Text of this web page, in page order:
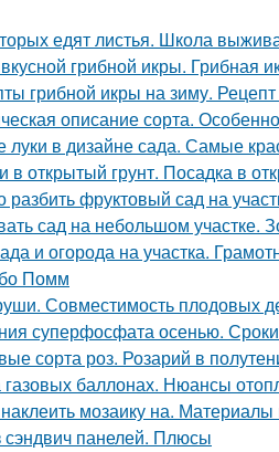
едят листья. Школа
грибной икры. Грибная
грибной икры на зиму.
описание сорта.
луки в дизайне сада. Самые
в открытый грунт. Посадка в
разбить фруктовый сад на
сад на небольшом участке.
и огорода на участка.
Помм
Совместимость плодовых
суперфосфата осенью.
сорта роз. Розарий в
баллонах. Нюансы
наклеить мозаику на.
панелей. Плюсы